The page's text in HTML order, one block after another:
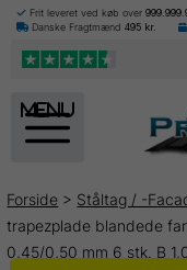
Frit leveret ved køb over
Danske Fragtmænd 495 kr.
menu
Forside > Ståltag / -
trapezplade blandede
0,45/0,50 mm 6 stk. B